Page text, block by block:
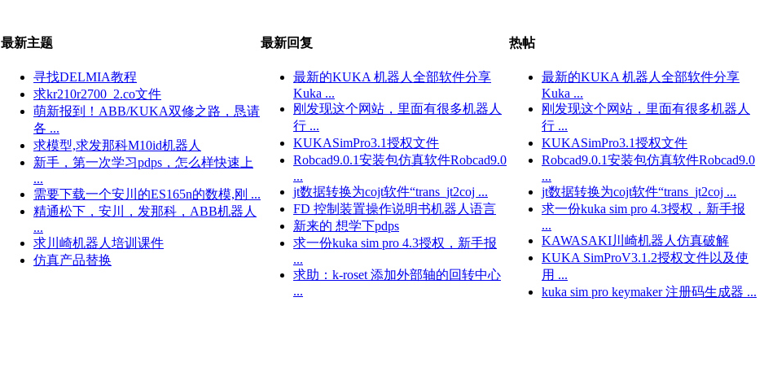
最新主题
寻找DELMIA教程
求kr210r2700_2.co文件
萌新报到！ABB/KUKA双修之路，恳请
各 ...
求模型,求发那科M10id机器人
新手，第一次学习pdps，怎么样快速上
...
需要下载一个安川的ES165n的数模,刚 ...
精通松下，安川，发那科，ABB机器人
...
求川崎机器人培训课件
仿真产品替换
最新回复
最新的KUKA 机器人全部软件分享
Kuka ...
刚发现这个网站，里面有很多机器人
行 ...
KUKASimPro3.1授权文件
Robcad9.0.1安装包仿真软件Robcad9.0
...
jt数据转换为cojt软件“trans_jt2coj ...
FD 控制装置操作说明书机器人语言
新来的 想学下pdps
求一份kuka sim pro 4.3授权，新手报
...
求助：k-roset 添加外部轴的回转中心
...
热帖
最新的KUKA 机器人全部软件分享
Kuka ...
刚发现这个网站，里面有很多机器人
行 ...
KUKASimPro3.1授权文件
Robcad9.0.1安装包仿真软件Robcad9.0
...
jt数据转换为cojt软件“trans_jt2coj ...
求一份kuka sim pro 4.3授权，新手报
...
KAWASAKI川崎机器人仿真破解
KUKA SimProV3.1.2授权文件以及使
用 ...
kuka sim pro keymaker 注册码生成器 ...